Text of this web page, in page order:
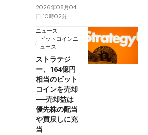
2026年08月04
日 10時02分
ニュース
ビットコインニ
ュース
ストラテジ
ー、164億円
相当のビット
コインを売却
──売却益は
優先株の配当
や買戻しに充
当